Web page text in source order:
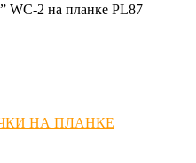
WC-2 на планке PL87
НА ПЛАНКЕ